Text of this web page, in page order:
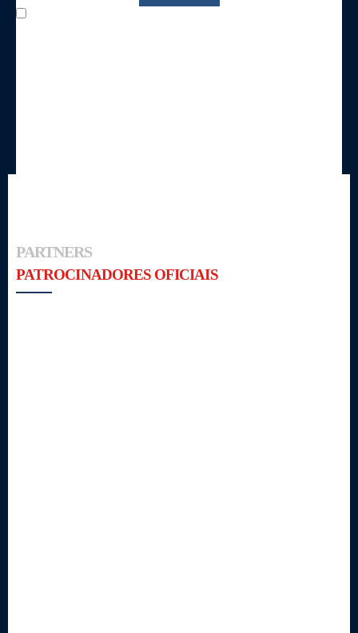
PARTNERS
PATROCINADORES OFICIAIS